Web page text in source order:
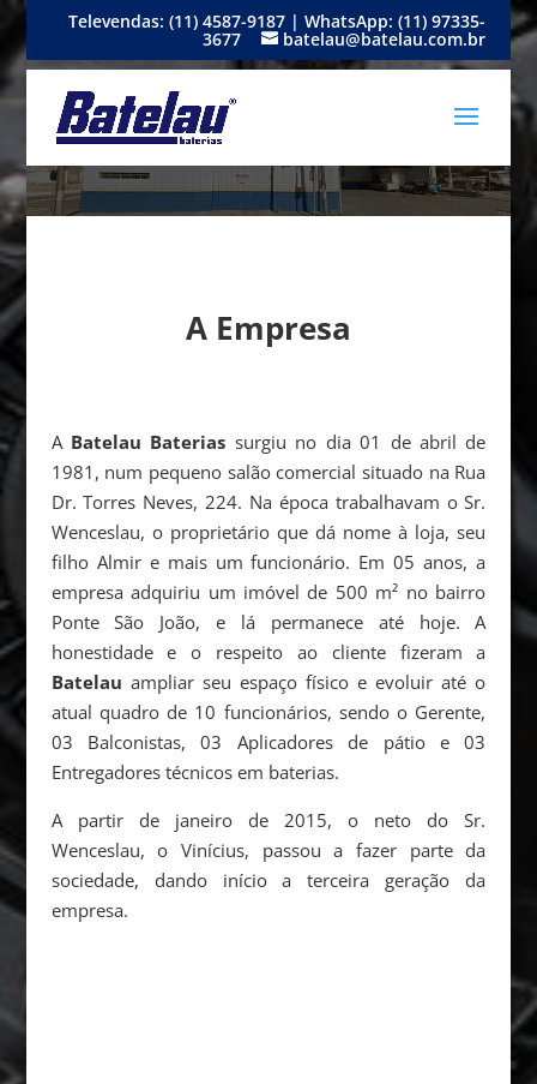
Televendas: (11) 4587-9187 | WhatsApp: (11) 97335-
3677 batelau@batelau.com.br
A Empresa
A Batelau Baterias surgiu no dia 01 de abril de
1981, num pequeno salão comercial situado na Rua
Dr. Torres Neves, 224. Na época trabalhavam o Sr.
Wenceslau, o proprietário que dá nome à loja, seu
filho Almir e mais um funcionário. Em 05 anos, a
empresa adquiriu um imóvel de 500 m² no bairro
Ponte São João, e lá permanece até hoje. A
honestidade e o respeito ao cliente fizeram a
Batelau ampliar seu espaço físico e evoluir até o
atual quadro de 10 funcionários, sendo o Gerente,
03 Balconistas, 03 Aplicadores de pátio e 03
Entregadores técnicos em baterias.
A partir de janeiro de 2015, o neto do Sr.
Wenceslau, o Vinícius, passou a fazer parte da
sociedade, dando início a terceira geração da
empresa.